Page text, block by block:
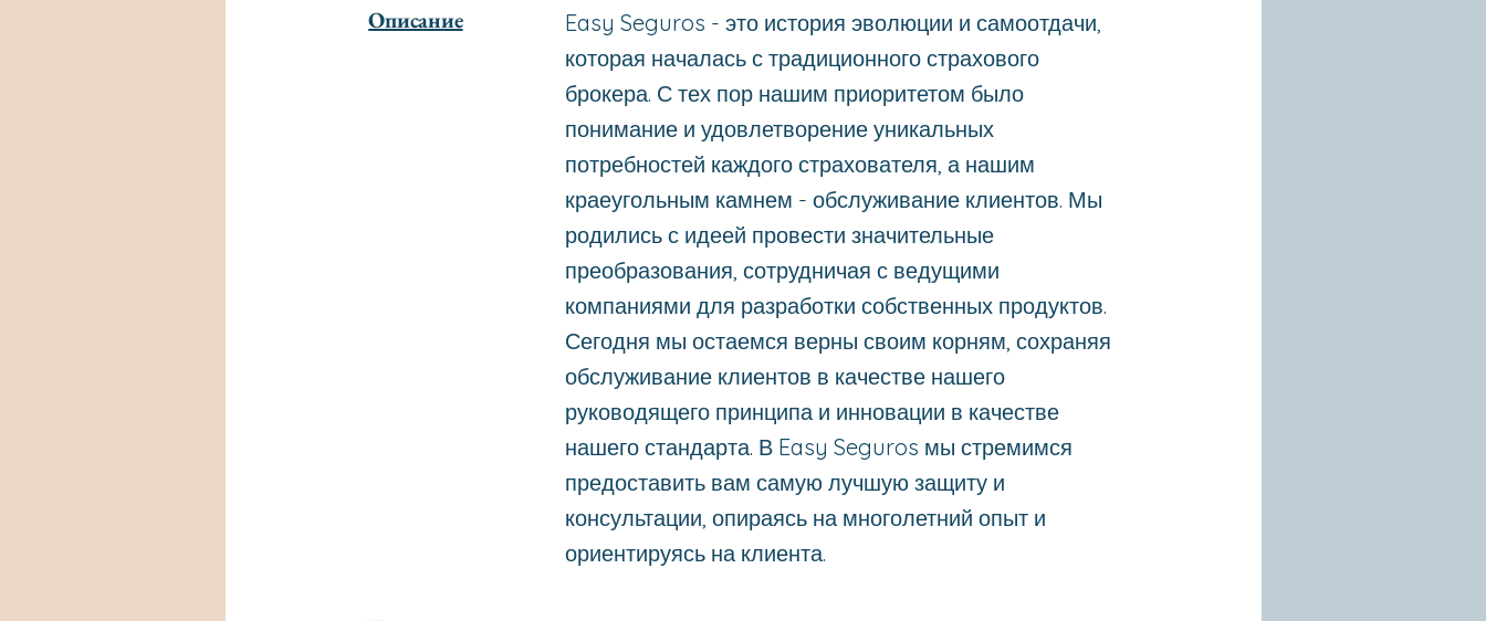
Описание
Easy Seguros - это история эволюции и самоотдачи,
которая началась с традиционного страхового
брокера. С тех пор нашим приоритетом было
понимание и удовлетворение уникальных
потребностей каждого страхователя, а нашим
краеугольным камнем - обслуживание клиентов. Мы
родились с идеей провести значительные
преобразования, сотрудничая с ведущими
компаниями для разработки собственных продуктов.
Сегодня мы остаемся верны своим корням, сохраняя
обслуживание клиентов в качестве нашего
руководящего принципа и инновации в качестве
нашего стандарта. В Easy Seguros мы стремимся
предоставить вам самую лучшую защиту и
консультации, опираясь на многолетний опыт и
ориентируясь на клиента.